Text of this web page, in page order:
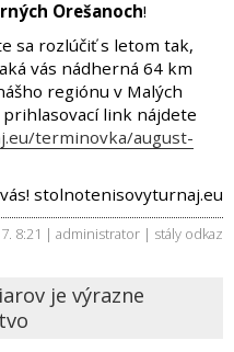
Orešanoch!
sa rozlúčiť s letom tak,
vás nádherná 64 km
regiónu v Malých
link nájdete
terminovka/august-
stolnotenisovyturnaj.eu
8:21 | administrator | stály odkaz
je výrazne